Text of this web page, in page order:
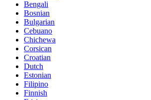
Bengali
Bosnian
Bulgarian
Cebuano
Chichewa
Corsican
Croatian
Dutch
Estonian
Filipino
Finnish